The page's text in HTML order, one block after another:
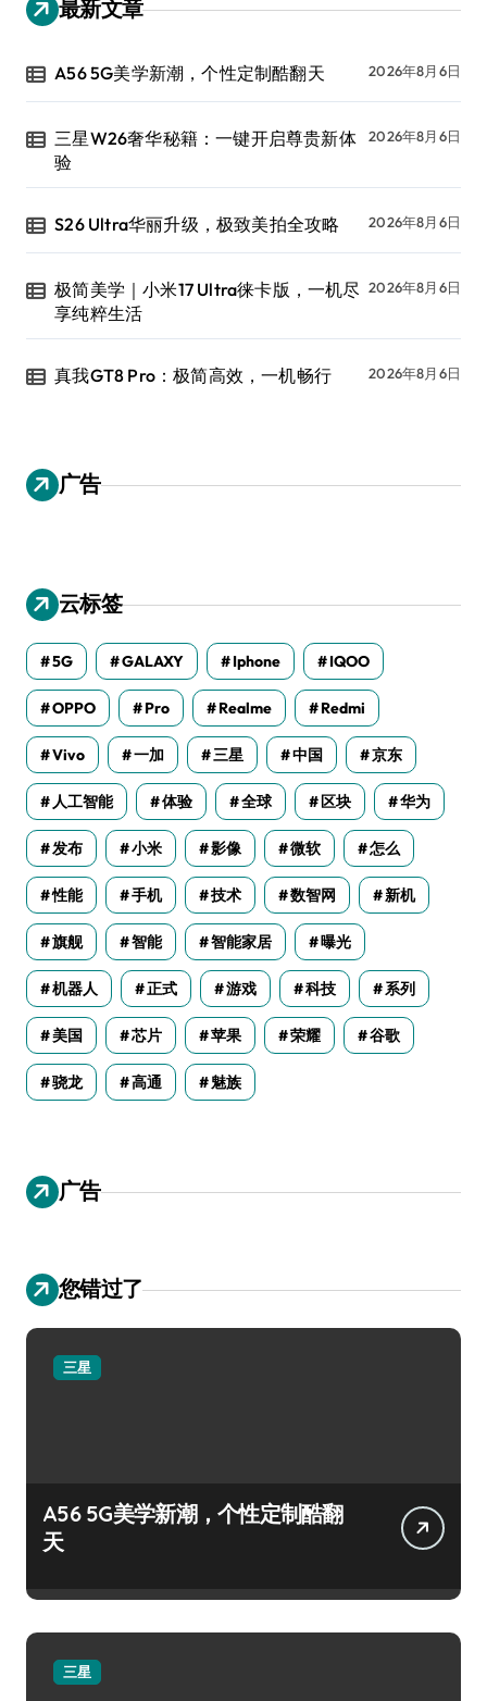
最新文章
A56 5G美学新潮，个性定制酷翻天 2026年8月6日
三星W26奢华秘籍：一键开启尊贵新体
验
2026年8月6日
S26 Ultra华丽升级，极致美拍全攻略 2026年8月6日
极简美学｜小米17 Ultra徕卡版，一机尽
享纯粹生活
2026年8月6日
真我GT8 Pro：极简高效，一机畅行 2026年8月6日
广告
云标签
5G GALAXY Iphone IQOO
OPPO Pro Realme Redmi
Vivo 一加 三星 中国 京东
人工智能 体验 全球 区块 华为
发布 小米 影像 微软 怎么
性能 手机 技术 数智网 新机
旗舰 智能 智能家居 曝光
机器人 正式 游戏 科技 系列
美国 芯片 苹果 荣耀 谷歌
骁龙 高通 魅族
广告
您错过了
三星
A56 5G美学新潮，个性定制酷翻
天
三星